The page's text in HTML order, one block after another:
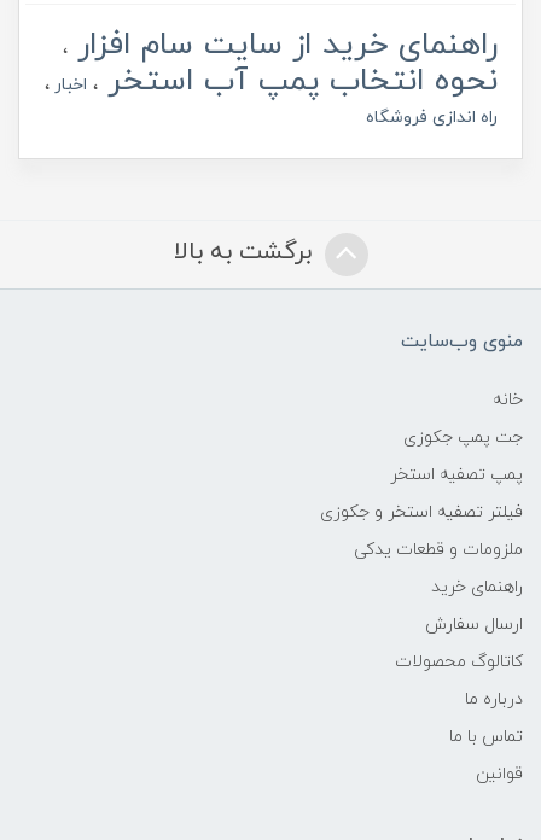
راهنمای خرید از سایت سام افزار
نحوه انتخاب پمپ آب استخر
اخبار
راه اندازی فروشگاه
برگشت به بالا
منوی وب‌سایت
خانه
جت پمپ جکوزی
پمپ تصفیه استخر
فیلتر تصفیه استخر و جکوزی
ملزومات و قطعات یدکی
راهنمای خرید
ارسال سفارش
کاتالوگ محصولات
درباره ما
تماس با ما
قوانین